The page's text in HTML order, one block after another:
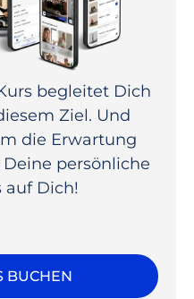
begleitet Dich
Ziel. Und
die Erwartung
persönliche
auf Dich!
BUCHEN